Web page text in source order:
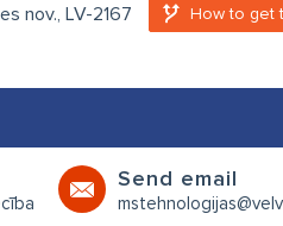
nov., LV-2167 How to get
Send email